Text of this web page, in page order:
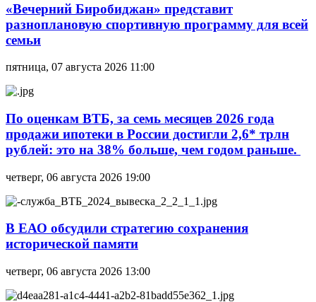
«Вечерний Биробиджан» представит
разноплановую спортивную программу для всей
семьи
пятница, 07 августа 2026 11:00
По оценкам ВТБ, за семь месяцев 2026 года
продажи ипотеки в России достигли 2,6* трлн
рублей: это на 38% больше, чем годом раньше.
четверг, 06 августа 2026 19:00
В ЕАО обсудили стратегию сохранения
исторической памяти
четверг, 06 августа 2026 13:00